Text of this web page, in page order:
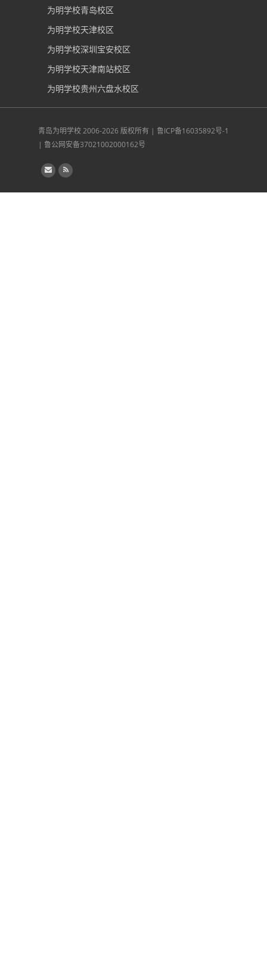
为明学校青岛校区
为明学校天津校区
为明学校深圳宝安校区
为明学校天津南站校区
为明学校贵州六盘水校区
青岛为明学校2006-2026 版权所有 | 鲁ICP备16035892号-1
| 鲁公网安备37021002000162号